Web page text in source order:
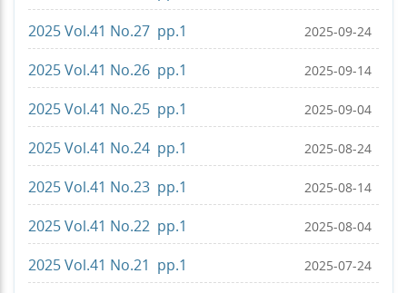
2025 Vol.41 No.27 pp.1 2025-09-24
2025 Vol.41 No.26 pp.1 2025-09-14
2025 Vol.41 No.25 pp.1 2025-09-04
2025 Vol.41 No.24 pp.1 2025-08-24
2025 Vol.41 No.23 pp.1 2025-08-14
2025 Vol.41 No.22 pp.1 2025-08-04
2025 Vol.41 No.21 pp.1 2025-07-24